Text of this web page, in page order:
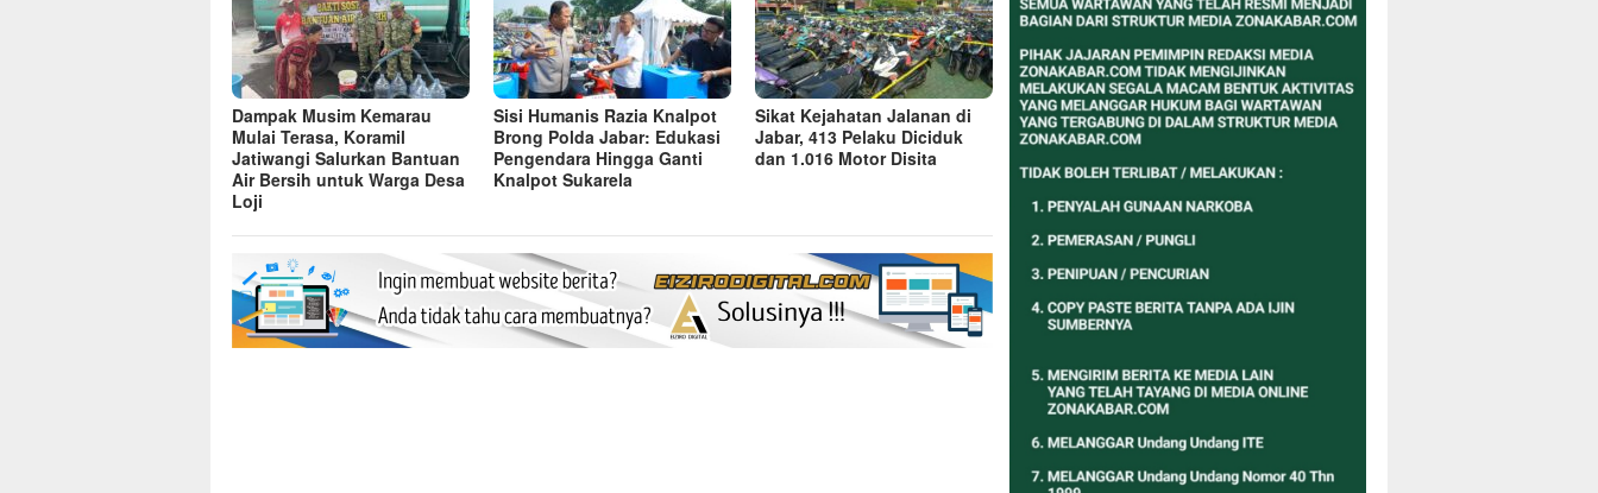
Dampak Musim Kemarau
Mulai Terasa, Koramil
Jatiwangi Salurkan Bantuan
Air Bersih untuk Warga Desa
Loji
Sisi Humanis Razia Knalpot
Brong Polda Jabar: Edukasi
Pengendara Hingga Ganti
Knalpot Sukarela
Sikat Kejahatan Jalanan di
Jabar, 413 Pelaku Diciduk
dan 1.016 Motor Disita